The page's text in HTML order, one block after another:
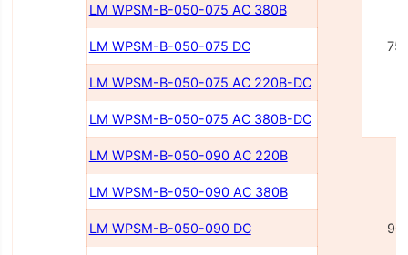
LM WPSM-B-050-075 AC 380В
LM WPSM-B-050-075 DC
LM WPSM-B-050-075 AC 220В-DC
LM WPSM-B-050-075 AC 380В-DC
LM WPSM-B-050-090 AC 220В
LM WPSM-B-050-090 AC 380В
LM WPSM-B-050-090 DC